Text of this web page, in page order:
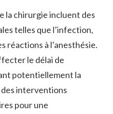
la chirurgie incluent des
telles que l’infection,
réactions à l’anesthésie.
le délai de
potentiellement la
interventions
pour une